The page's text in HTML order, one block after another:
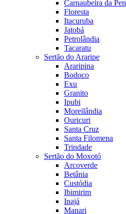
Carnaubeira da
Floresta
Itacuruba
Jatobá
Petrolândia
Tacaratu
Sertão do Araripe
Araripina
Bodoco
Exu
Granito
Ipubi
Moreilândia
Ouricuri
Santa Cruz
Santa Filomena
Trindade
Sertão do Moxotó
Arcoverde
Betânia
Custódia
Ibimirim
Inajá
Manari